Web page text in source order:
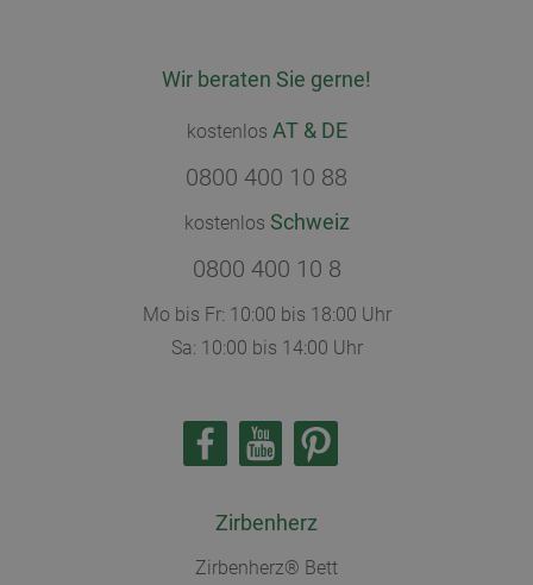
Wir beraten Sie gerne!
kostenlos AT & DE
0800 400 10 88
kostenlos Schweiz
0800 400 10 8
Mo bis Fr: 10:00 bis 18:00 Uhr
Sa: 10:00 bis 14:00 Uhr
Zirbenherz
Zirbenherz® Bett